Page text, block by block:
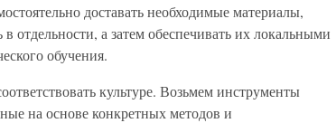
доставать необходимые материалы,
отдельности, а затем обеспечивать их локальными
обучения.
культуре. Возьмем инструменты
на основе конкретных методов и